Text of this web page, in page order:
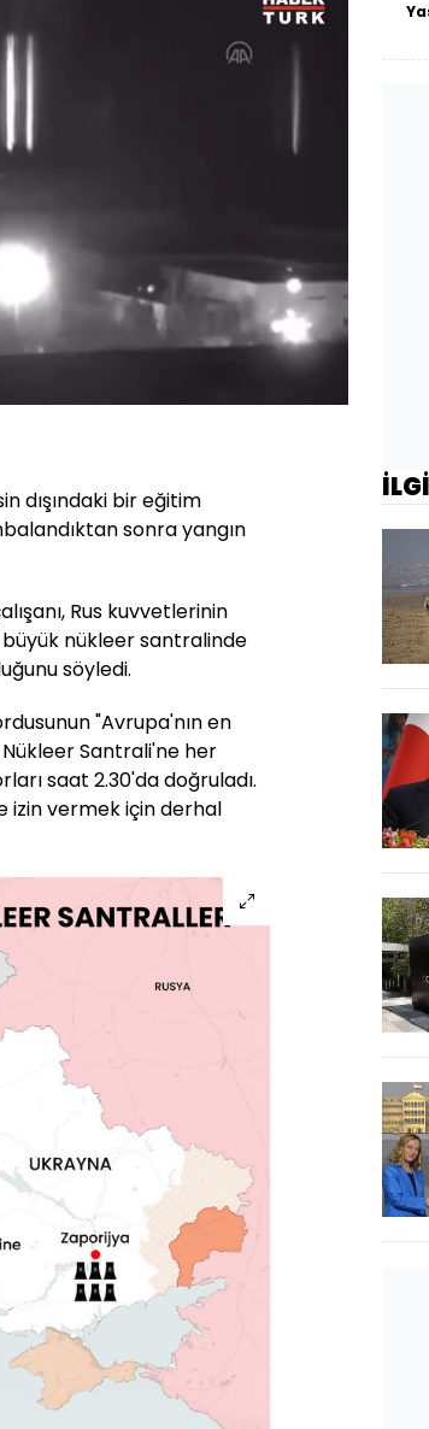
Hızı
dışındaki bir eğitim
sonra yangın
Rus kuvvetlerinin
büyük nükleer santralinde
söyledi.
"Avrupa'nın en
Santrali'ne her
saat 2.30'da doğruladı.
izin vermek için derhal